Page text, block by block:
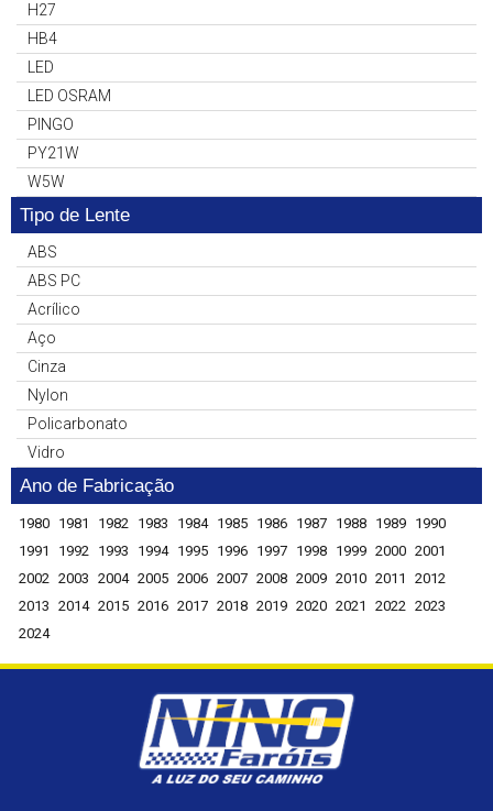
H27
HB4
LED
LED OSRAM
PINGO
PY21W
W5W
Tipo de Lente
ABS
ABS PC
Acrílico
Aço
Cinza
Nylon
Policarbonato
Vidro
Ano de Fabricação
1980 1981 1982 1983 1984 1985 1986 1987 1988 1989 1990
1991
1992 1993 1994 1995 1996 1997 1998 1999 2000 2001
2002 2003 2004 2005 2006 2007 2008 2009 2010 2011
2012
2013 2014 2015 2016 2017 2018 2019 2020 2021 2022 2023
2024